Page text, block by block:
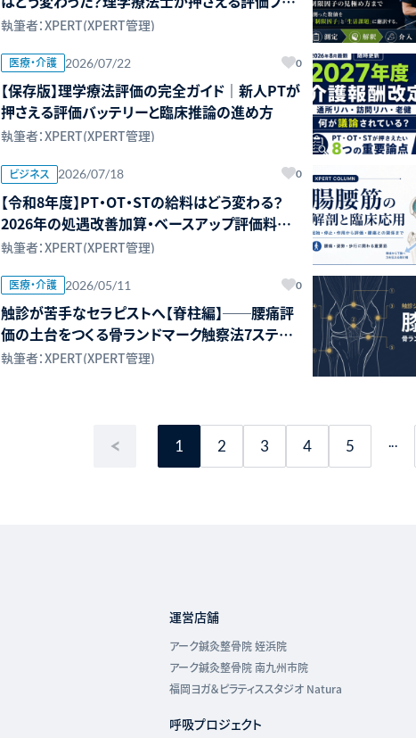
ーとカットオフ値
執筆者：XPERT(XPERT管理)
医療・介護 2026/07/22 0
【保存版】理学療法評価の完全ガイド｜新人PTが
押さえる評価バッテリーと臨床推論の進め方
執筆者：XPERT(XPERT管理)
ビジネス 2026/07/18 0
【令和8年度】PT・OT・STの給料はどう変わる？
2026年の処遇改善加算・ベースアップ評価料を
勤務先別に解説
執筆者：XPERT(XPERT管理)
医療・介護 2026/05/11 0
触診が苦手なセラピストへ【脊柱編】──腰痛評
価の土台をつくる骨ランドマーク触察法7ステッ
プ
執筆者：XPERT(XPERT管理)
1 2 3 4 5
運営店舗
アーク鍼灸整骨院 姪浜院
アーク鍼灸整骨院 南九州市院
福岡ヨガ＆ピラティススタジオ Natura
呼吸プロジェクト